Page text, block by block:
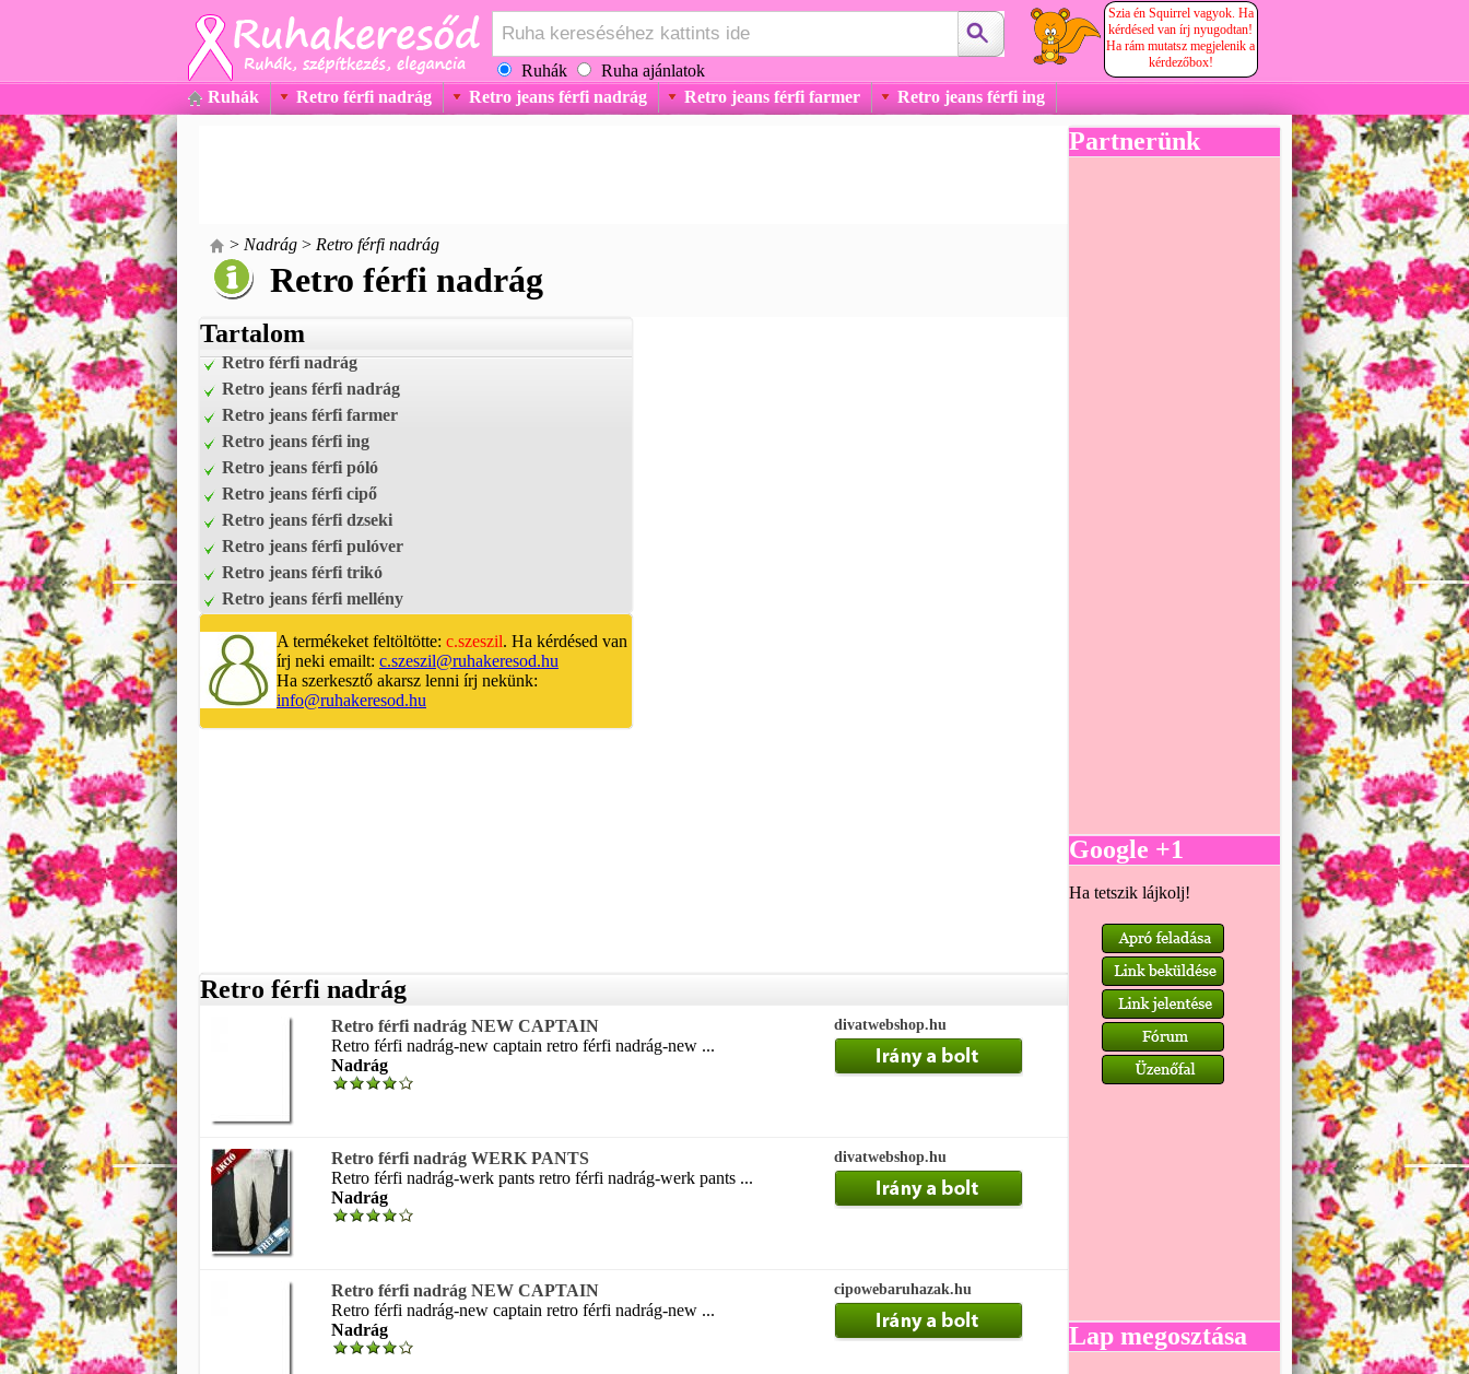
Ruhák Ruha ajánlatok
Szia én Squirrel vagyok. Ha
kérdésed van írj nyugodtan!
Ha rám mutatsz megjelenik a
kérdezőbox!
Ruhák Retro férfi nadrág Retro jeans férfi nadrág Retro jeans férfi farmer Retro jeans férfi ing
> Nadrág > Retro férfi nadrág
Retro férfi nadrág
Tartalom
Retro férfi nadrág
Retro jeans férfi nadrág
Retro jeans férfi farmer
Retro jeans férfi ing
Retro jeans férfi póló
Retro jeans férfi cipő
Retro jeans férfi dzseki
Retro jeans férfi pulóver
Retro jeans férfi trikó
Retro jeans férfi mellény
A termékeket feltöltötte: c.szeszil. Ha kérdésed van
írj neki emailt: c.szeszil@ruhakeresod.hu
Ha szerkesztő akarsz lenni írj nekünk:
info@ruhakeresod.hu
Retro férfi nadrág
Retro férfi nadrág NEW CAPTAIN
Retro férfi nadrág-new captain retro férfi nadrág-new ...
Nadrág
divatwebshop.hu
Retro férfi nadrág WERK PANTS
Retro férfi nadrág-werk pants retro férfi nadrág-werk pants ...
Nadrág
divatwebshop.hu
Retro férfi nadrág NEW CAPTAIN
Retro férfi nadrág-new captain retro férfi nadrág-new ...
Nadrág
cipowebaruhazak.hu
Partnerünk
Google +1
Ha tetszik lájkolj!
Lap megosztása